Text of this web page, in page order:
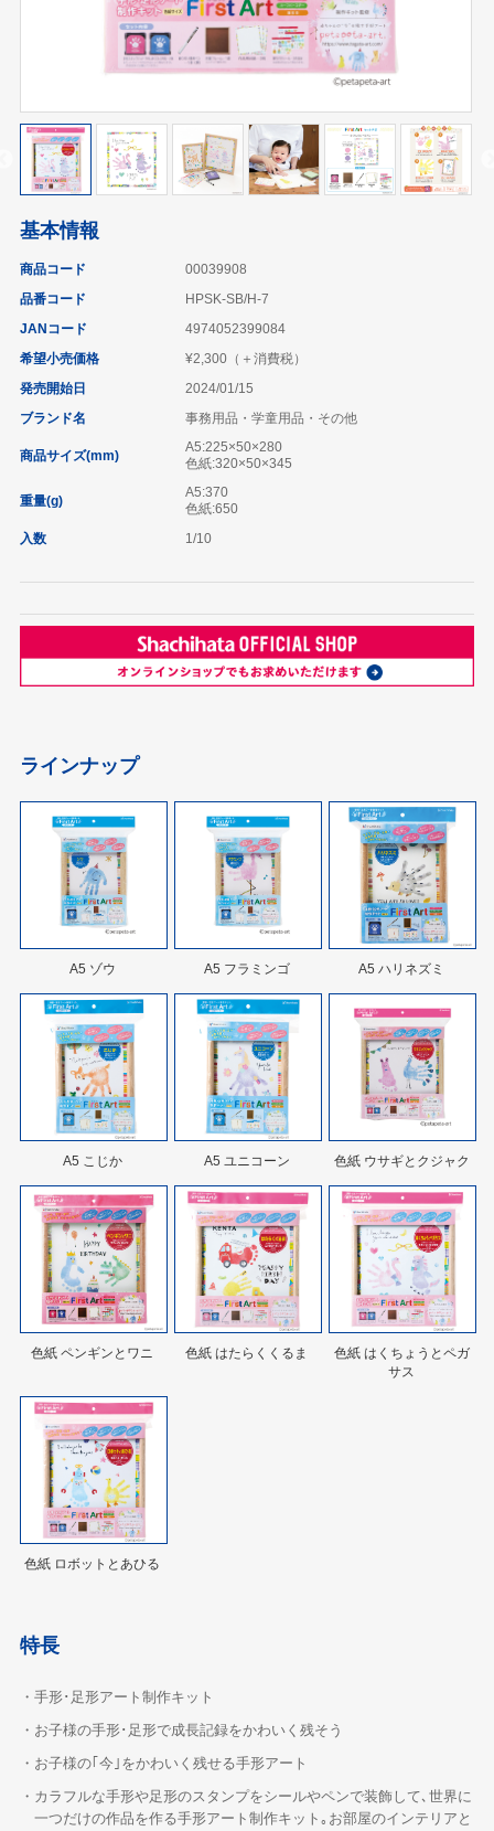
基本情報
商品コード
00039908
品番コード
HPSK-SB/H-7
JANコード
4974052399084
希望小売価格
¥2,300（＋消費税）
発売開始日
2024/01/15
ブランド名
事務用品・学童用品・その他
商品サイズ(mm)
A5:225×50×280
色紙:320×50×345
重量(g)
A5:370
色紙:650
入数
1/10
ラインナップ
A5 ゾウ A5 フラミンゴ A5 ハリネズミ
A5 こじか A5 ユニコーン 色紙 ウサギとクジャク
色紙 ペンギンとワニ 色紙 はたらくくるま
色紙 はくちょうとペガ
サス
色紙 ロボットとあひる
特長
・手形･足形アート制作キット
・お子様の手形･足形で成長記録をかわいく残そう
・お子様の｢今｣をかわいく残せる手形アート
・カラフルな手形や足形のスタンプをシールやペンで装飾して､世界に
一つだけの作品を作る手形アート制作キット｡お部屋のインテリアと